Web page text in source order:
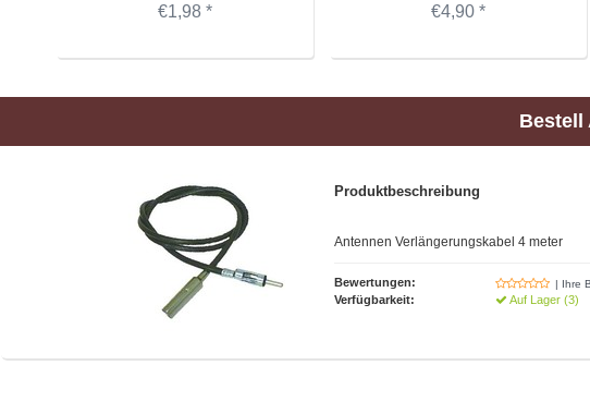
€1,98 * €4,90 *
Bestell
Produktbeschreibung
Antennen Verlängerungskabel 4 meter
Bewertungen: | Ihre
Verfügbarkeit: Auf Lager (3)